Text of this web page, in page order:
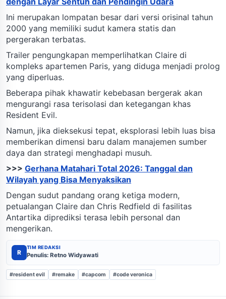
Ini merupakan lompatan besar dari versi orisinal tahun
2000 yang memiliki sudut kamera statis dan
pergerakan terbatas.
Trailer pengungkapan memperlihatkan Claire di
kompleks apartemen Paris, yang diduga menjadi prolog
yang diperluas.
Beberapa pihak khawatir kebebasan bergerak akan
mengurangi rasa terisolasi dan ketegangan khas
Resident Evil.
Namun, jika dieksekusi tepat, eksplorasi lebih luas bisa
memberikan dimensi baru dalam manajemen sumber
daya dan strategi menghadapi musuh.
>>> Gerhana Matahari Total 2026: Tanggal dan
Wilayah yang Bisa Menyaksikan
Dengan sudut pandang orang ketiga modern,
petualangan Claire dan Chris Redfield di fasilitas
Antartika diprediksi terasa lebih personal dan
mengerikan.
R
TIM REDAKSI
Penulis: Retno Widyawati
#resident evil #remake #capcom #code veronica